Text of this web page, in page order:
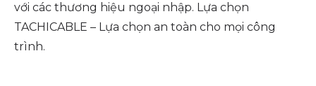
với các thương hiệu ngoại nhập. Lựa chọn
TACHICABLE – Lựa chọn an toàn cho mọi công
trình.